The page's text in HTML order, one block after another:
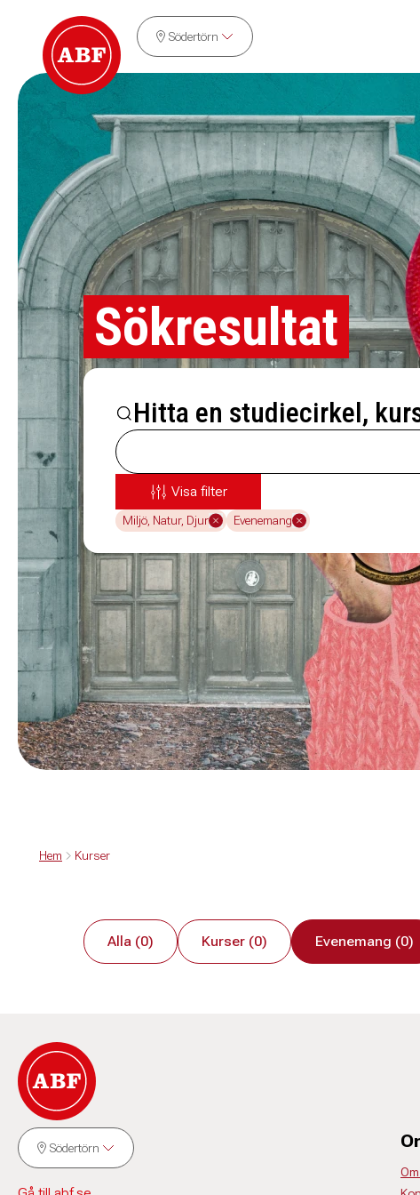
Södertörn
Sökresultat
Hitta en studiecirkel,
Visa filter
Miljö, Natur, Djur Evenemang
Hem Kurser
Alla (0) Kurser (0) Evenemang (0)
Södertörn